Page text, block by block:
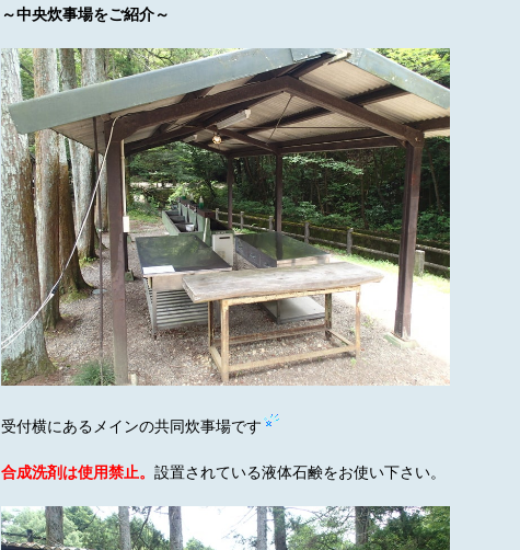
～中央炊事場をご紹介～
受付横にあるメインの共同炊事場です
合成洗剤は使用禁止。 設置されている液体石鹸をお使い下さい。